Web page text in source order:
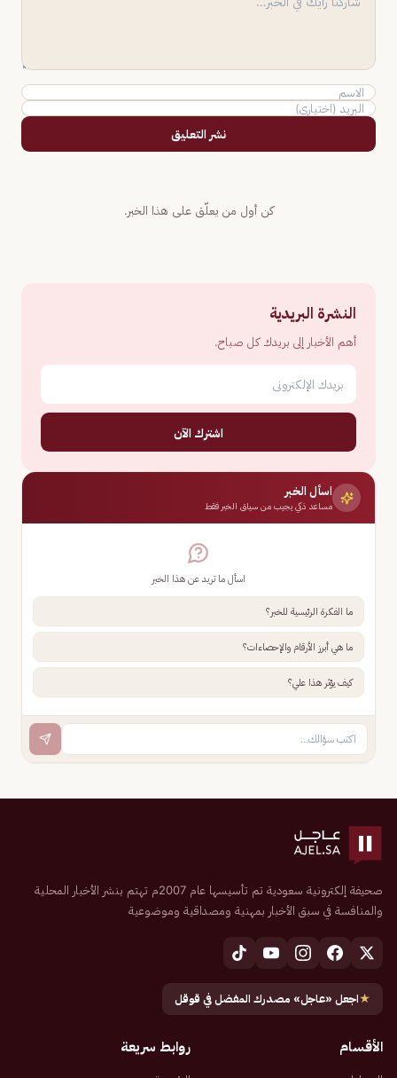
نشر التعليق
كن أول من يعلّق على هذا الخبر.
النشرة البريدية
أهم الأخبار إلى بريدك كل صباح.
اشترك الآن
اسأل الخبر
مساعد ذكي يجيب من سياق الخبر فقط
اسأل ما تريد عن هذا الخبر
ما الفكرة الرئيسية للخبر؟
ما هي أبرز الأرقام والإحصاءات؟
كيف يؤثر هذا علي؟
صحيفة إلكترونية سعودية تم تأسيسها عام 2007م تهتم بنشر الأخبار المحلية
والمنافسة في سبق الأخبار بمهنية ومصداقية وموضوعية
★اجعل «عاجل» مصدرك المفضل في قوقل
الأقسام روابط سريعة